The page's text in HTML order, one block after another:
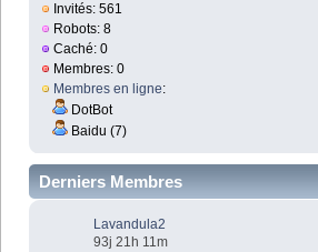
Invités: 561
Robots: 8
Caché: 0
Membres: 0
Membres en ligne:
DotBot
Baidu (7)
Derniers Membres
Lavandula2
93j 21h 11m